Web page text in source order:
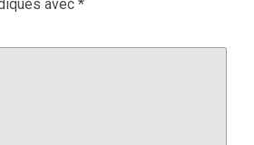
avec *